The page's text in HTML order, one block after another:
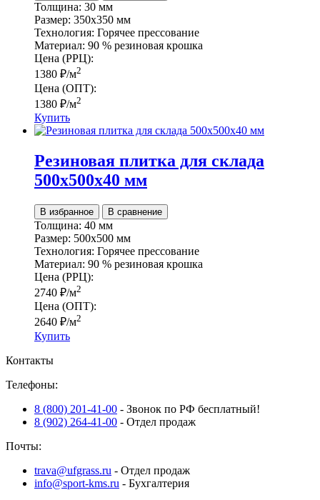
Толщина: 30 мм
Размер: 350х350 мм
Технология: Горячее прессование
Материал: 90 % резиновая крошка
Цена (РРЦ):
1380 ₽/м2
Цена (ОПТ):
1380 ₽/м2
Купить
Резиновая плитка для склада
500х500х40 мм
В избранное В сравнение
Толщина: 40 мм
Размер: 500х500 мм
Технология: Горячее прессование
Материал: 90 % резиновая крошка
Цена (РРЦ):
2740 ₽/м2
Цена (ОПТ):
2640 ₽/м2
Купить
Контакты
Телефоны:
8 (800) 201-41-00 - Звонок по РФ бесплатный!
8 (902) 264-41-00 - Отдел продаж
Почты:
trava@ufgrass.ru - Отдел продаж
info@sport-kms.ru - Бухгалтерия